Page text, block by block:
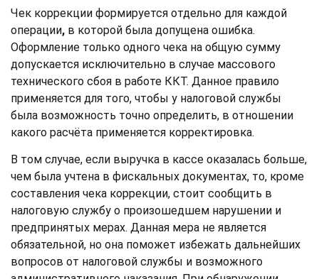
Чек коррекции формируется отдельно для каждой
операции, в которой была допущена ошибка.
Оформление только одного чека на общую сумму
допускается исключительно в случае массового
технического сбоя в работе ККТ. Данное правило
применяется для того, чтобы у налоговой службы
была возможность точно определить, в отношении
какого расчёта применяется корректировка.
В том случае, если выручка в кассе оказалась больше,
чем была учтена в фискальных документах, то, кроме
составления чека коррекции, стоит сообщить в
налоговую службу о произошедшем нарушении и
предпринятых мерах. Данная мера не является
обязательной, но она поможет избежать дальнейших
вопросов от налоговой службы и возможного